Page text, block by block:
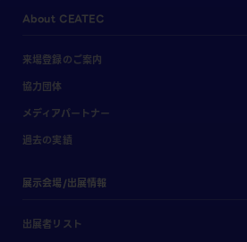
About CEATEC
来場登録のご案内
協力団体
メディアパートナー
過去の実績
展示会場/出展情報
出展者リスト